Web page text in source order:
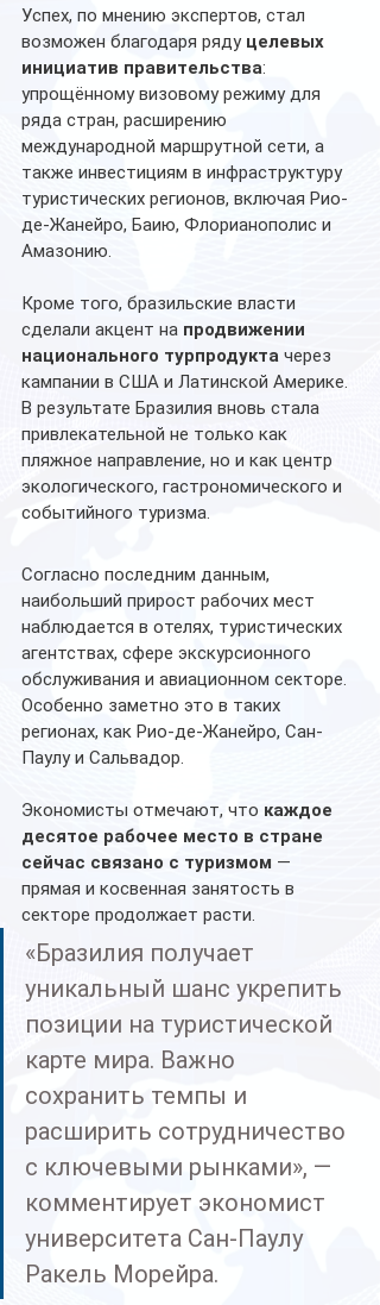
Успех, по мнению экспертов, стал
возможен благодаря ряду целевых
инициатив правительства:
упрощённому визовому режиму для
ряда стран, расширению
международной маршрутной сети, а
также инвестициям в инфраструктуру
туристических регионов, включая Рио-
де-Жанейро, Баию, Флорианополис и
Амазонию.
Кроме того, бразильские власти
сделали акцент на продвижении
национального турпродукта через
кампании в США и Латинской Америке.
В результате Бразилия вновь стала
привлекательной не только как
пляжное направление, но и как центр
экологического, гастрономического и
событийного туризма.
Согласно последним данным,
наибольший прирост рабочих мест
наблюдается в отелях, туристических
агентствах, сфере экскурсионного
обслуживания и авиационном секторе.
Особенно заметно это в таких
регионах, как Рио-де-Жанейро, Сан-
Паулу и Сальвадор.
Экономисты отмечают, что каждое
десятое рабочее место в стране
сейчас связано с туризмом —
прямая и косвенная занятость в
секторе продолжает расти.
«Бразилия получает
уникальный шанс укрепить
позиции на туристической
карте мира. Важно
сохранить темпы и
расширить сотрудничество
с ключевыми рынками», —
комментирует экономист
университета Сан-Паулу
Ракель Морейра.